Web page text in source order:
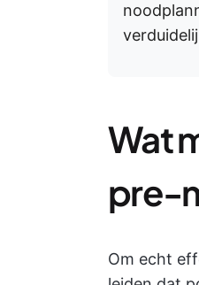
Wat
pre-
Om echt